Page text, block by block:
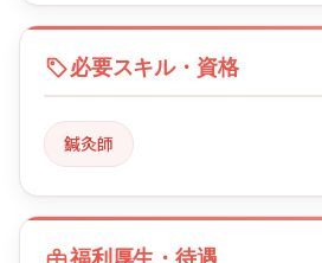
必要スキル・資格
鍼灸師
福利厚生・待遇